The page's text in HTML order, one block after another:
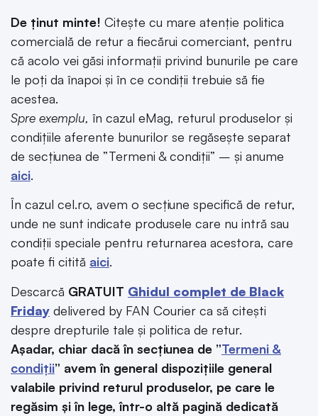
De ținut minte! Citește cu mare atenție politica
comercială de retur a fiecărui comerciant, pentru
că acolo vei găsi informații privind bunurile pe care
le poți da înapoi și în ce condiții trebuie să fie
acestea.
Spre exemplu, în cazul eMag, returul produselor și
condițiile aferente bunurilor se regăsește separat
de secțiunea de ”Termeni & condiții” – și anume
aici.
În cazul cel.ro, avem o secțiune specifică de retur,
unde ne sunt indicate produsele care nu intră sau
condiții speciale pentru returnarea acestora, care
poate fi citită aici.
Descarcă GRATUIT Ghidul complet de Black
Friday delivered by FAN Courier ca să citești
despre drepturile tale și politica de retur.
Așadar, chiar dacă în secțiunea de ”Termeni &
condiții” avem în general dispozițiile general
valabile privind returul produselor, pe care le
regăsim și în lege, într-o altă pagină dedicată